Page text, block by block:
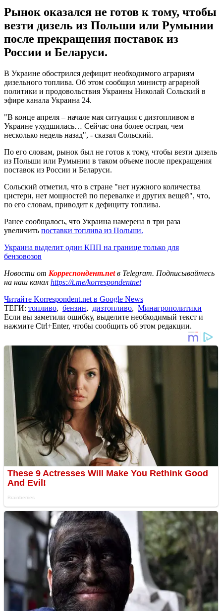
Рынок оказался не готов к тому, чтобы
везти дизель из Польши или Румынии
после прекращения поставок из
России и Беларуси.
В Украине обострился дефицит необходимого аграриям
дизельного топлива. Об этом сообщил министр аграрной
политики и продовольствия Украины Николай Сольский в
эфире канала Украина 24.
"В конце апреля – начале мая ситуация с дизтопливом в
Украине ухудшилась… Сейчас она более острая, чем
несколько недель назад", - сказал Сольский.
По его словам, рынок был не готов к тому, чтобы везти дизель
из Польши или Румынии в таком объеме после прекращения
поставок из России и Беларуси.
Сольский отметил, что в стране "нет нужного количества
цистерн, нет мощностей по перевалке и других вещей", что,
по его словам, приводит к дефициту топлива.
Ранее сообщалось, что Украина намерена в три раза
увеличить поставки топлива из Польши.
Украина выделит один КПП на границе только для
бензовозов
Новости от Корреспондент.netв Telegram. Подписывайтесь
на наш канал https://t.me/korrespondentnet
Читайте Korrespondent.net в Google News
ТЕГИ: топливо, бензин, дизтопливо, Минагрополитики
Если вы заметили ошибку, выделите необходимый текст и
нажмите Ctrl+Enter, чтобы сообщить об этом редакции.